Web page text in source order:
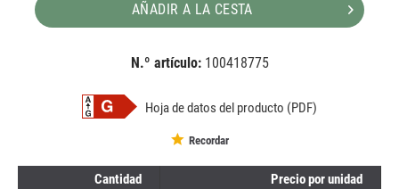
AÑADIR A LA CESTA
N.º artículo: 100418775
Hoja de datos del producto (PDF)
Recordar
Cantidad
Precio por unidad